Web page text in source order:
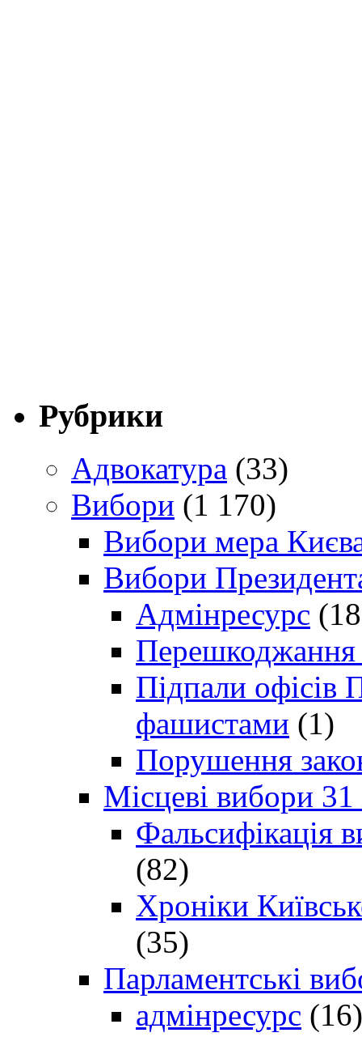
Рубрики
Адвокатура (33)
Вибори (1 170)
Вибори мера
Вибори
Адмінресурс
Перешкоджання
Підпали офісів
фашистами (1)
Порушення
Місцеві вибори
Фальсифікація
(82)
Хроніки
(35)
Парламентські
адмінресурс (16)